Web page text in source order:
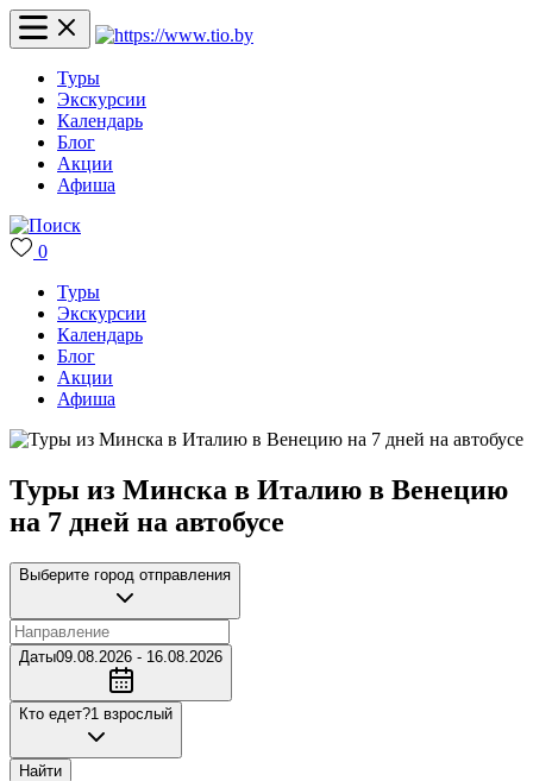
Туры
Экскурсии
Календарь
Блог
Акции
Афиша
0
Туры
Экскурсии
Календарь
Блог
Акции
Афиша
Туры из Минска в Италию в Венецию
на 7 дней на автобусе
Выберите город отправления
Даты09.08.2026 - 16.08.2026
Кто едет?1 взрослый
Найти